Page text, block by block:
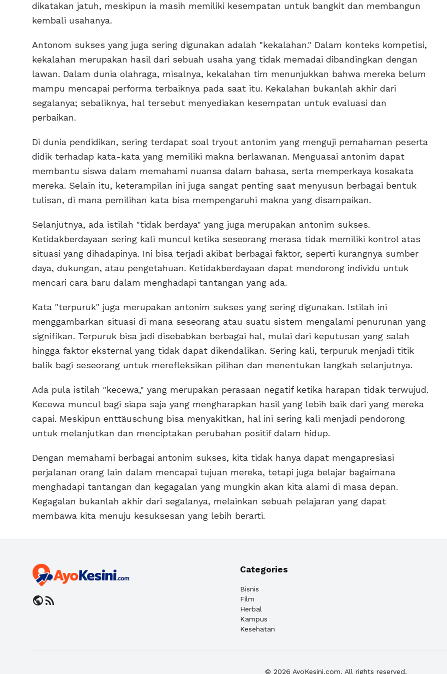
dikatakan jatuh, meskipun ia masih memiliki kesempatan untuk bangkit dan membangun
kembali usahanya.
Antonom sukses yang juga sering digunakan adalah "kekalahan." Dalam konteks kompetisi,
kekalahan merupakan hasil dari sebuah usaha yang tidak memadai dibandingkan dengan
lawan. Dalam dunia olahraga, misalnya, kekalahan tim menunjukkan bahwa mereka belum
mampu mencapai performa terbaiknya pada saat itu. Kekalahan bukanlah akhir dari
segalanya; sebaliknya, hal tersebut menyediakan kesempatan untuk evaluasi dan
perbaikan.
Di dunia pendidikan, sering terdapat soal tryout antonim yang menguji pemahaman peserta
didik terhadap kata-kata yang memiliki makna berlawanan. Menguasai antonim dapat
membantu siswa dalam memahami nuansa dalam bahasa, serta memperkaya kosakata
mereka. Selain itu, keterampilan ini juga sangat penting saat menyusun berbagai bentuk
tulisan, di mana pemilihan kata bisa mempengaruhi makna yang disampaikan.
Selanjutnya, ada istilah "tidak berdaya" yang juga merupakan antonim sukses.
Ketidakberdayaan sering kali muncul ketika seseorang merasa tidak memiliki kontrol atas
situasi yang dihadapinya. Ini bisa terjadi akibat berbagai faktor, seperti kurangnya sumber
daya, dukungan, atau pengetahuan. Ketidakberdayaan dapat mendorong individu untuk
mencari cara baru dalam menghadapi tantangan yang ada.
Kata "terpuruk" juga merupakan antonim sukses yang sering digunakan. Istilah ini
menggambarkan situasi di mana seseorang atau suatu sistem mengalami penurunan yang
signifikan. Terpuruk bisa jadi disebabkan berbagai hal, mulai dari keputusan yang salah
hingga faktor eksternal yang tidak dapat dikendalikan. Sering kali, terpuruk menjadi titik
balik bagi seseorang untuk merefleksikan pilihan dan menentukan langkah selanjutnya.
Ada pula istilah "kecewa," yang merupakan perasaan negatif ketika harapan tidak terwujud.
Kecewa muncul bagi siapa saja yang mengharapkan hasil yang lebih baik dari yang mereka
capai. Meskipun enttäuschung bisa menyakitkan, hal ini sering kali menjadi pendorong
untuk melanjutkan dan menciptakan perubahan positif dalam hidup.
Dengan memahami berbagai antonim sukses, kita tidak hanya dapat mengapresiasi
perjalanan orang lain dalam mencapai tujuan mereka, tetapi juga belajar bagaimana
menghadapi tantangan dan kegagalan yang mungkin akan kita alami di masa depan.
Kegagalan bukanlah akhir dari segalanya, melainkan sebuah pelajaran yang dapat
membawa kita menuju kesuksesan yang lebih berarti.
publicrss_feed
Categories
Bisnis
Film
Herbal
Kampus
Kesehatan
© 2026 AyoKesini.com. All rights reserved.